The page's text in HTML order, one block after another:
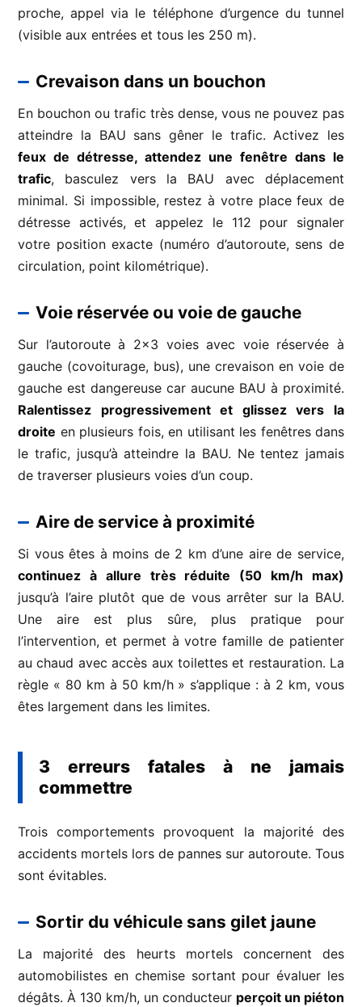
proche, appel via le téléphone d’urgence du tunnel
(visible aux entrées et tous les 250 m).
Crevaison dans un bouchon
En bouchon ou trafic très dense, vous ne pouvez pas
atteindre la BAU sans gêner le trafic. Activez les
feux de détresse, attendez une fenêtre dans le
trafic, basculez vers la BAU avec déplacement
minimal. Si impossible, restez à votre place feux de
détresse activés, et appelez le 112 pour signaler
votre position exacte (numéro d’autoroute, sens de
circulation, point kilométrique).
Voie réservée ou voie de gauche
Sur l’autoroute à 2×3 voies avec voie réservée à
gauche (covoiturage, bus), une crevaison en voie de
gauche est dangereuse car aucune BAU à proximité.
Ralentissez progressivement et glissez vers la
droite en plusieurs fois, en utilisant les fenêtres dans
le trafic, jusqu’à atteindre la BAU. Ne tentez jamais
de traverser plusieurs voies d’un coup.
Aire de service à proximité
Si vous êtes à moins de 2 km d’une aire de service,
continuez à allure très réduite (50 km/h max)
jusqu’à l’aire plutôt que de vous arrêter sur la BAU.
Une aire est plus sûre, plus pratique pour
l’intervention, et permet à votre famille de patienter
au chaud avec accès aux toilettes et restauration. La
règle « 80 km à 50 km/h » s’applique : à 2 km, vous
êtes largement dans les limites.
3 erreurs fatales à ne jamais
commettre
Trois comportements provoquent la majorité des
accidents mortels lors de pannes sur autoroute. Tous
sont évitables.
Sortir du véhicule sans gilet jaune
La majorité des heurts mortels concernent des
automobilistes en chemise sortant pour évaluer les
dégâts. À 130 km/h, un conducteur perçoit un piéton